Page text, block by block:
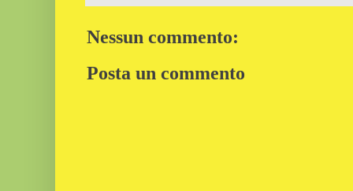
Nessun commento:
Posta un commento